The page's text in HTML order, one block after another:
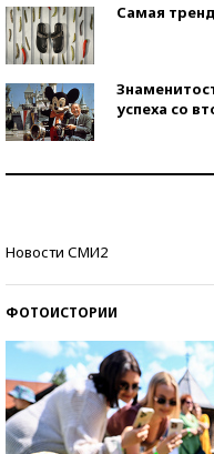
Самая
успеха со
Новости СМИ2
ФОТОИСТОРИИ